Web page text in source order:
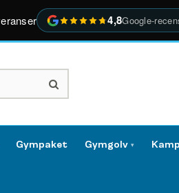
4,8Google-
Gympaket Gymgolv ▾